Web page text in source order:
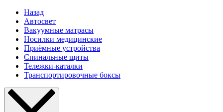
Назад
Автосвет
Вакуумные матрасы
Носилки медицинские
Приёмные устройства
Спинальные щиты
Тележки-каталки
Транспортировочные боксы